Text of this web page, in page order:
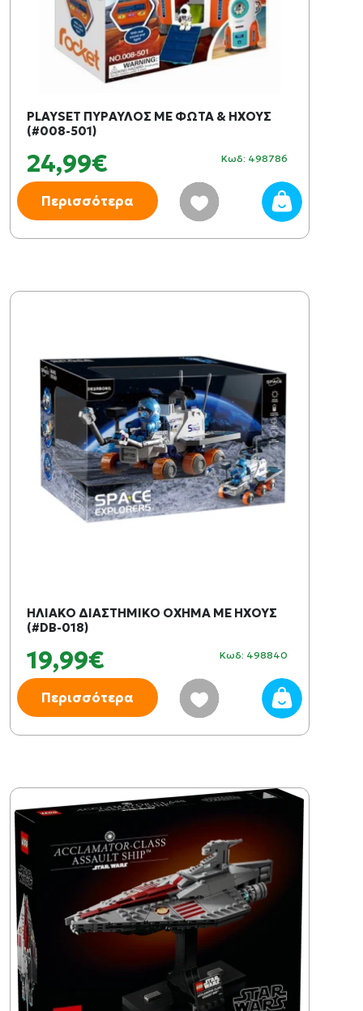
PLAYSET ΠΥΡΑΥΛΟΣ ΜΕ ΦΩΤΑ & ΗΧΟΥΣ
(#008-501)
24,99€ Κωδ: 498786
Περισσότερα
ΗΛΙΑΚΟ ΔΙΑΣΤΗΜΙΚΟ ΟΧΗΜΑ ΜΕ ΗΧΟΥΣ
(#DB-018)
19,99€ Κωδ: 498840
Περισσότερα